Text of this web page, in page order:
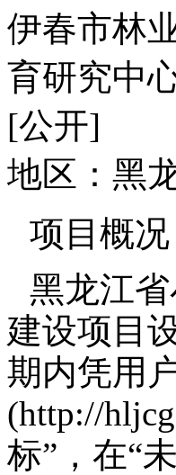
伊春市林
育研究中
[公开]
地区：黑
项目概况
黑龙江
建设项目
期内凭用
(http://
标”，在“